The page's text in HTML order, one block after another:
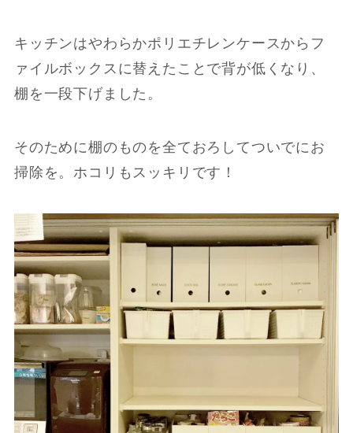
キッチンはやわらかポリエチレンケースからフ
ァイルボックスに替えたことで背が低くなり、
棚を一段下げました。
そのために棚のものを全ておろしてついでにお
掃除を。ホコリもスッキリです！